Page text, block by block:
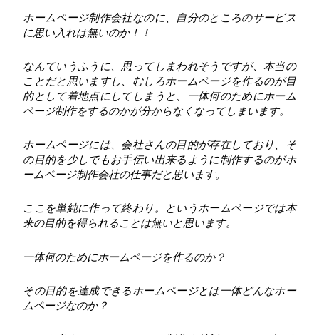
ホームページ制作会社なのに、自分のところのサービス
に思い入れは無いのか！！
なんていうふうに、思ってしまわれそうですが、本当の
ことだと思いますし、むしろホームページを作るのが目
的として着地点にしてしまうと、一体何のためにホーム
ページ制作をするのかが分からなくなってしまいます。
ホームページには、会社さんの目的が存在しており、そ
の目的を少しでもお手伝い出来るように制作するのがホ
ームページ制作会社の仕事だと思います。
ここを単純に作って終わり。というホームページでは本
来の目的を得られることは無いと思います。
一体何のためにホームページを作るのか？
その目的を達成できるホームページとは一体どんなホー
ムページなのか？